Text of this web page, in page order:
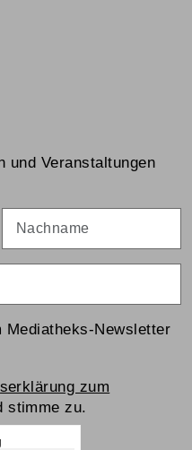
und Veranstaltungen
Newsletter
zum
stimme zu.